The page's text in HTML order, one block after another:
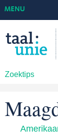
Zoektips
MENU